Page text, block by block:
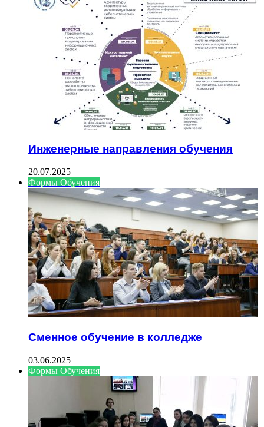
Инженерные направления обучения
20.07.2025
Формы Обучения
Сменное обучение в колледже
03.06.2025
Формы Обучения